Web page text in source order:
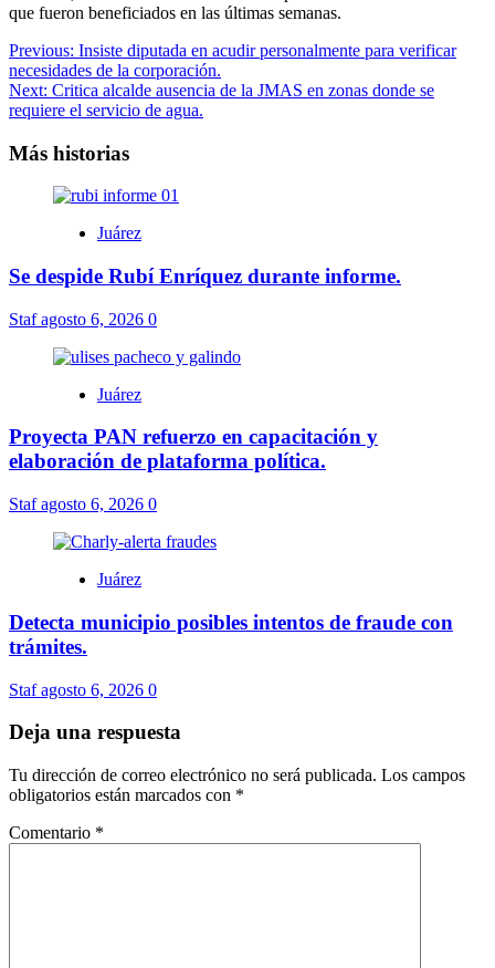
que fueron beneficiados en las últimas semanas.
Navegación
de
entradas
Previous: Insiste diputada en acudir personalmente para verificar
necesidades de la corporación.
Next: Critica alcalde ausencia de la JMAS en zonas donde se
requiere el servicio de agua.
Más historias
Juárez
Se despide Rubí Enríquez durante informe.
Stafagosto 6, 2026 0
Juárez
Proyecta PAN refuerzo en capacitación y
elaboración de plataforma política.
Stafagosto 6, 2026 0
Juárez
Detecta municipio posibles intentos de fraude con
trámites.
Stafagosto 6, 2026 0
Deja una respuesta
Tu dirección de correo electrónico no será publicada. Los campos
obligatorios están marcados con *
Comentario *